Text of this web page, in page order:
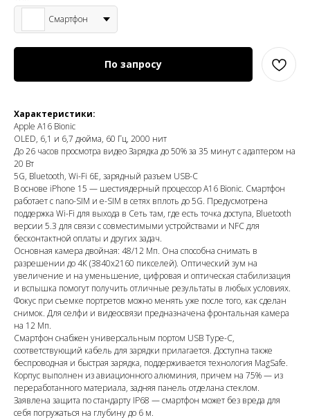
Смартфон
По запросу
Характеристики:
Apple A16 Bionic
OLED, 6,1 и 6,7 дюйма, 60 Гц, 2000 нит
До 26 часов просмотра видео Зарядка до 50% за 35 минут с адаптером на
20 Вт
5G, Bluetooth, Wi-Fi 6E, зарядный разъем USB-C
В основе iPhone 15 — шестиядерный процессор A16 Bionic. Смартфон
работает с nano-SIM и e-SIM в сетях вплоть до 5G. Предусмотрена
поддержка Wi-Fi для выхода в Сеть там, где есть точка доступа, Bluetooth
версии 5.3 для связи с совместимыми устройствами и NFC для
бесконтактной оплаты и других задач.
Основная камера двойная: 48/12 Мп. Она способна снимать в
разрешении до 4К (3840x2160 пикселей). Оптический зум на
увеличение и на уменьшение, цифровая и оптическая стабилизация
и вспышка помогут получить отличные результаты в любых условиях.
Фокус при съемке портретов можно менять уже после того, как сделан
снимок. Для селфи и видеосвязи предназначена фронтальная камера
на 12 Мп.
Смартфон снабжен универсальным портом USB Type-C,
соответствующий кабель для зарядки прилагается. Доступна также
беспроводная и быстрая зарядка, поддерживается технология MagSafe.
Корпус выполнен из авиационного алюминия, причем на 75% — из
переработанного материала, задняя панель отделана стеклом.
Заявлена защита по стандарту IP68 — смартфон может без вреда для
себя погружаться на глубину до 6 м.